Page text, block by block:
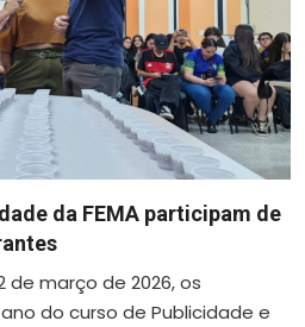
da FEMA participam de
de março de 2026, os
do curso de Publicidade e